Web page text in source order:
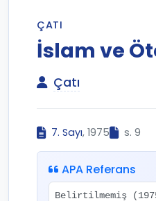
ÇATI
İslam ve
Çatı
7. Sayı, 1975 s. 9
APA Referans
Belirtilmemiş